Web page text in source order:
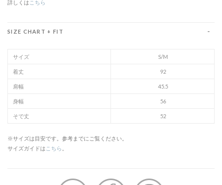
詳しくは こちら
SIZE CHART + FIT
サイズ
着丈
肩幅
身幅
そで丈
S/M
92
45.5
56
52
※サイズは目安です。参考までにご覧ください。
サイズガイドは こちら